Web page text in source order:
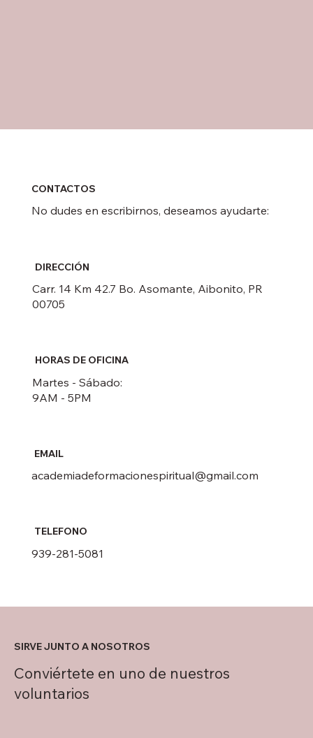
CONTACTOS
No dudes en escribirnos, deseamos ayudarte:
DIRECCIÓN
Carr. 14 Km 42.7 Bo. Asomante, Aibonito, PR
00705
HORAS DE OFICINA
Martes - Sábado:
9AM - 5PM
EMAIL
academiadeformacionespiritual@gmail.com
TELEFONO
939-281-5081
SIRVE JUNTO A NOSOTROS
Conviértete en uno de nuestros
voluntarios